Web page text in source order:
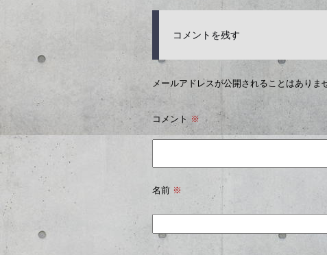
コメントを残す
メールアドレスが公開されることはありま
コメント ※
名前 ※